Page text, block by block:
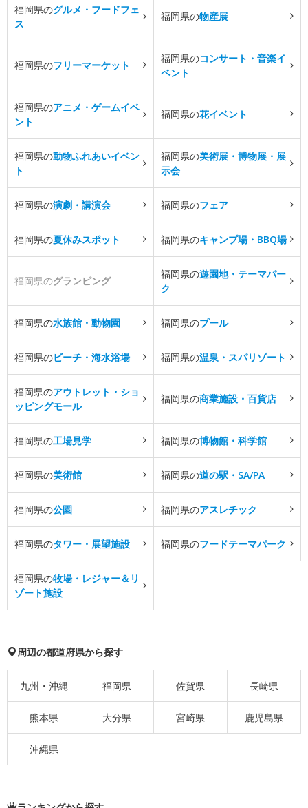
福岡県のグルメ・フードフェ
ス
福岡県の物産展
福岡県のフリーマーケット
福岡県のコンサート・音楽イ
ベント
福岡県のアニメ・ゲームイベ
ント
福岡県の花イベント
福岡県の動物ふれあいイベン
ト
福岡県の美術展・博物展・展
示会
福岡県の演劇・講演会 福岡県のフェア
福岡県の夏休みスポット 福岡県のキャンプ場・BBQ場
福岡県のグランピング
福岡県の遊園地・テーマパー
ク
福岡県の水族館・動物園 福岡県のプール
福岡県のビーチ・海水浴場 福岡県の温泉・スパリゾート
福岡県のアウトレット・ショ
ッピングモール
福岡県の商業施設・百貨店
福岡県の工場見学 福岡県の博物館・科学館
福岡県の美術館 福岡県の道の駅・SA/PA
福岡県の公園 福岡県のアスレチック
福岡県のタワー・展望施設 福岡県のフードテーマパーク
福岡県の牧場・レジャー＆リ
ゾート施設
周辺の都道府県から探す
九州・沖縄 福岡県 佐賀県 長崎県
熊本県 大分県 宮崎県 鹿児島県
沖縄県